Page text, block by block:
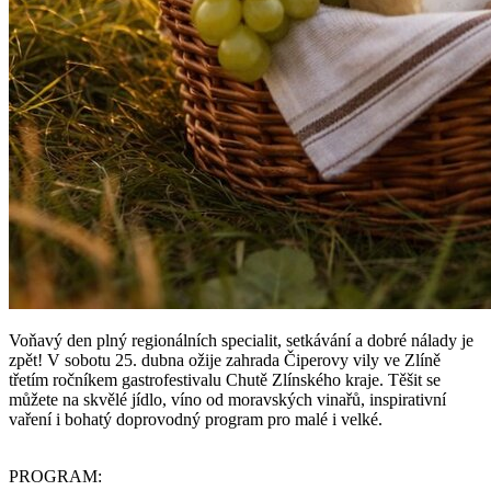
Voňavý den plný regionálních specialit, setkávání a dobré nálady je
zpět! V sobotu 25. dubna ožije zahrada Čiperovy vily ve Zlíně
třetím ročníkem gastrofestivalu Chutě Zlínského kraje. Těšit se
můžete na skvělé jídlo, víno od moravských vinařů, inspirativní
vaření i bohatý doprovodný program pro malé i velké.
PROGRAM: